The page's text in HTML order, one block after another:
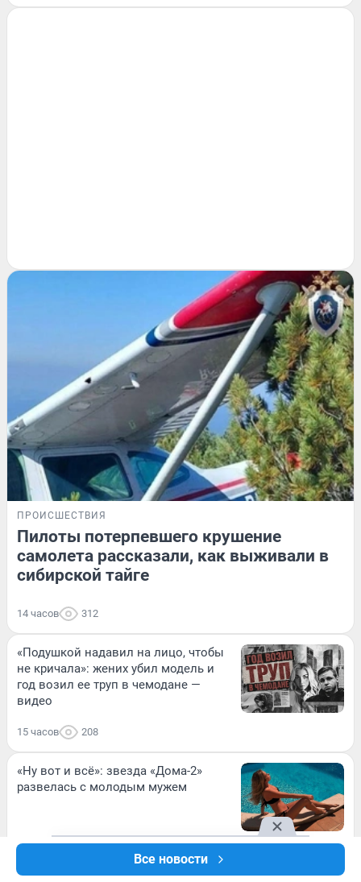
Все новости
ПРОИСШЕСТВИЯ
Пилоты потерпевшего крушение
самолета рассказали, как выживали в
сибирской тайге
14 часов 312
«Подушкой надавил на лицо, чтобы
не кричала»: жених убил модель и
год возил ее труп в чемодане —
видео
15 часов 208
«Ну вот и всё»: звезда «Дома-2»
развелась с молодым мужем
15 часов